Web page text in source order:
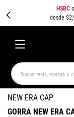
HSBC
desde
Buscar tenis, marcas
NEW ERA CAP
GORRA NEW ERA
TÉRMINOS MÁS
NEW BALANCE